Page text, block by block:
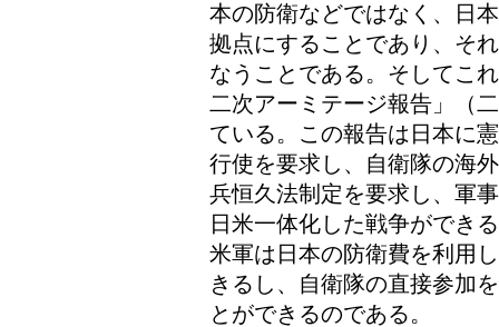
本の防衛などではなく、日
拠点にすることであり、そ
なうことである。そしてこ
二次アーミテージ報告」（
ている。この報告は日本に
行使を要求し、自衛隊の海
兵恒久法制定を要求し、軍
日米一体化した戦争ができ
米軍は日本の防衛費を利用
きるし、自衛隊の直接参加
とができるのである。